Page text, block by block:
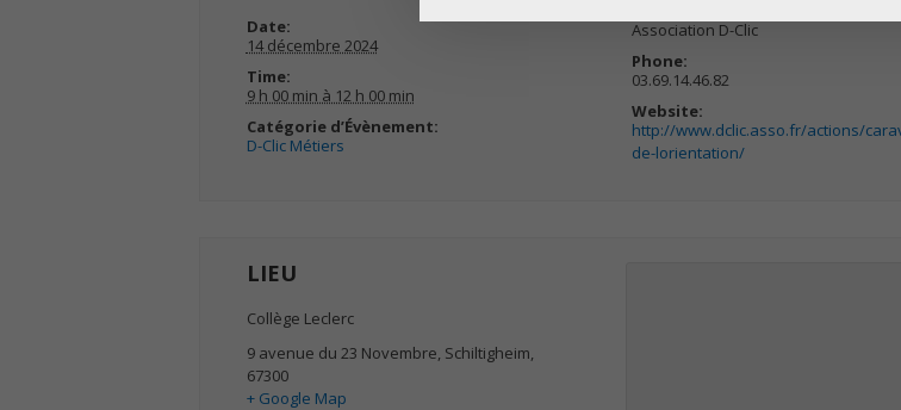
Date:
14 décembre 2024
Time:
9 h 00 min à 12 h 00 min
Catégorie d’Évènement:
D-Clic Métiers
Association D-Clic
Phone:
03.69.14.46.82
Website:
http://www.dclic.asso.fr/actions/
de-lorientation/
LIEU
Collège Leclerc
9 avenue du 23 Novembre, Schiltigheim,
67300
+ Google Map